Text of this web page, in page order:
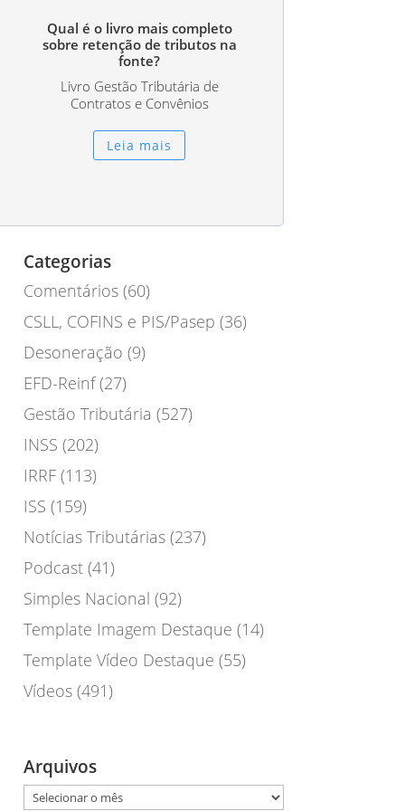
Qual é o livro mais completo
sobre retenção de tributos na
fonte?
Livro Gestão Tributária de
Contratos e Convênios
Leia mais
Categorias
Comentários(60)
CSLL, COFINS e PIS/Pasep (36)
Desoneração (9)
EFD-Reinf(27)
Gestão Tributária (527)
INSS (202)
IRRF(113)
ISS (159)
Notícias Tributárias(237)
Podcast(41)
Simples Nacional (92)
Template Imagem Destaque (14)
Template Vídeo Destaque (55)
Vídeos(491)
Arquivos
Arquivos